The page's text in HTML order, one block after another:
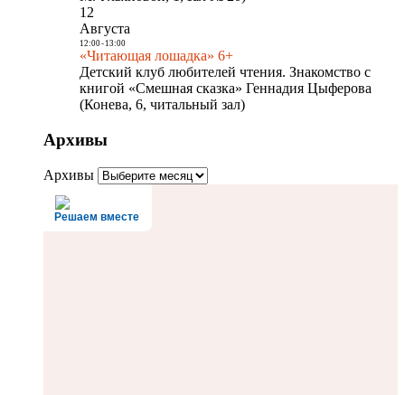
12
Августа
12:00- 13:00
«Читающая лошадка» 6+
Детский клуб любителей чтения. Знакомство с
книгой «Смешная сказка» Геннадия Цыферова
(Конева, 6, читальный зал)
Архивы
Архивы
Решаем вместе